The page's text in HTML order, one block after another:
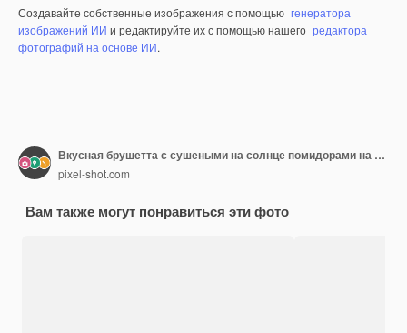
Создавайте собственные изображения с помощью генератора
изображений ИИ и редактируйте их с помощью нашего редактора
фотографий на основе ИИ.
Вкусная брушетта с сушеными на солнце помидорами на деревянной доске
pixel-shot.com
Вам также могут понравиться эти фото